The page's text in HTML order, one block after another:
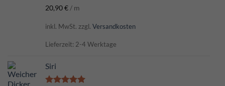
20,90€ / m
inkl. MwSt. zzgl. Versandkosten
Lieferzeit: 2-4 Werktage
Siri